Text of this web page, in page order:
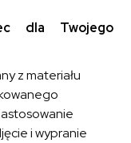
dla Twojego
z materiału
i wypranie